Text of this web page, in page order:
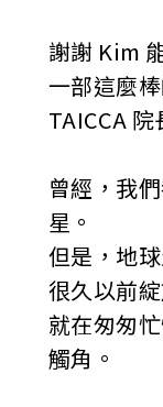
謝謝 Kim
一部這麼
TAICCA
曾經，我
星。
但是，地
很久以前
就在匆匆
觸角。